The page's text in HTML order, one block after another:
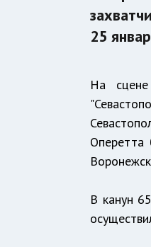
25
На
Оперетта
В канун